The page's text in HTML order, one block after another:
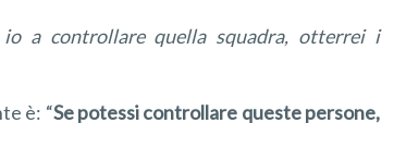
io a controllare quella squadra, otterrei i
è: “Se potessicontrollare queste persone,